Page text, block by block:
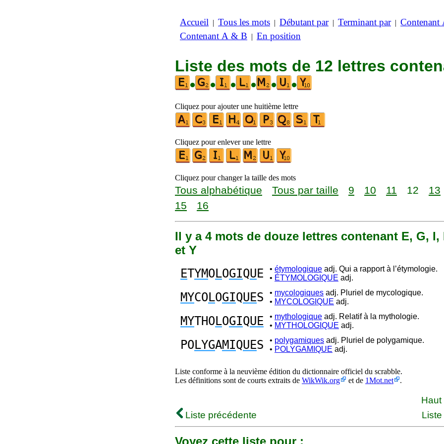
Accueil | Tous les mots | Débutant par| Terminant par| Contenant
Contenant A & B | En position
Liste des mots de 12 lettres
•
• • • • •
Cliquez pour ajouter une huitième lettre
Cliquez pour enlever une lettre
Cliquez pour changer la taille des mots
Tous alphabétique Tous par taille 9 10 11 12 13
15
16
Il y a 4 mots de douze lettres contenant E, G, I,
et Y
ETYMO LOGIQUE • étymologique adj. Qui a rapport à l’étymologie.
• ÉTYMOLOGIQUE adj.
MYCO LOGIQUES • mycologiques adj. Pluriel de mycologique.
• MYCOLOGIQUE adj.
MYTHO LOGIQUE • mythologique adj. Relatif à la mythologie.
• MYTHOLOGIQUE adj.
PO LYGAMIQUES • polygamiques adj. Pluriel de polygamique.
• POLYGAMIQUE adj.
Liste conforme à la neuvième édition du dictionnaire officiel du scrabble.
Les définitions sont de courts extraits de WikWik.org et de 1Mot.net .
Haut
Liste précédente
Voyez cette liste pour :